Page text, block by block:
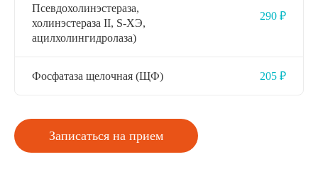
Псевдохолинэстераза,
холинэстераза II, S-ХЭ,
ацилхолингидролаза)
290 ₽
Фосфатаза щелочная (ЩФ) 205 ₽
Записаться на прием